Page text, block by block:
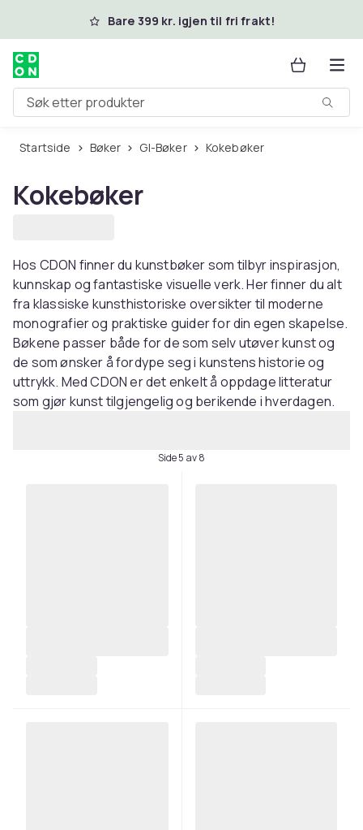
Hopp til hovedinnholdBare 399 kr. igjen til fri frakt!
Søk etter produkter
Startside Bøker GI-Bøker Kokebøker
Kokebøker
Hos CDON finner du kunstbøker som tilbyr inspirasjon,
kunnskap og fantastiske visuelle verk. Her finner du alt
fra klassiske kunsthistoriske oversikter til moderne
monografier og praktiske guider for din egen skapelse.
Bøkene passer både for de som selv utøver kunst og
de som ønsker å fordype seg i kunstens historie og
uttrykk. Med CDON er det enkelt å oppdage litteratur
som gjør kunst tilgjengelig og berikende i hverdagen.
Side 5 av 8